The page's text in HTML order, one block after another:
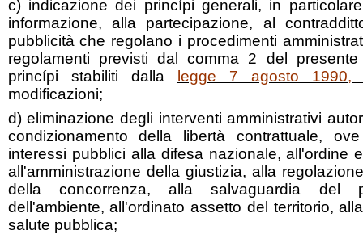
c) indicazione dei princípi generali, in
informazione, alla partecipazione, al
pubblicità che regolano i procedimenti
regolamenti previsti dal comma 2 del
princípi stabiliti dalla
legge 7 agosto
modificazioni;
d) eliminazione degli interventi amministrativi
condizionamento della libertà contrattuale,
interessi pubblici alla difesa nazionale, all'ordine
all'amministrazione della giustizia, alla
della concorrenza, alla salvaguardia del
dell'ambiente, all'ordinato assetto del territorio,
salute pubblica;